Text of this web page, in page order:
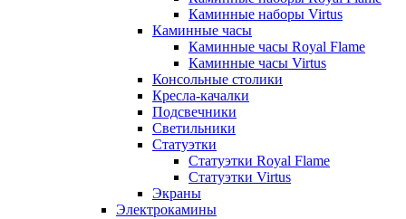
Каминные наборы Virtus
Каминные часы
Каминные часы Royal Flame
Каминные часы Virtus
Консольные столики
Кресла-качалки
Подсвечники
Светильники
Статуэтки
Статуэтки Royal Flame
Статуэтки Virtus
Экраны
Электрокамины